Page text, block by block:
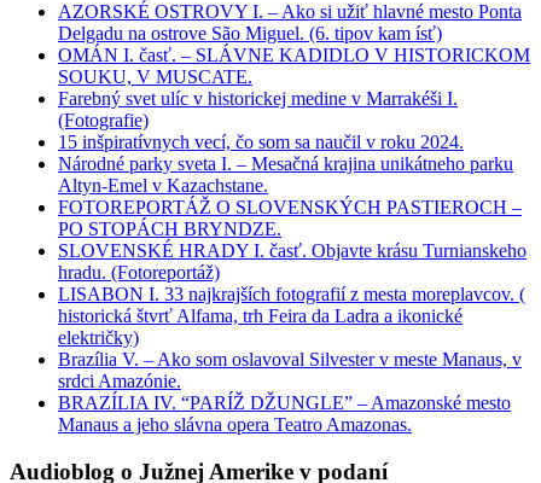
AZORSKÉ OSTROVY I. – Ako si užiť hlavné mesto Ponta
Delgadu na ostrove São Miguel. (6. tipov kam ísť)
OMÁN I. časť. – SLÁVNE KADIDLO V HISTORICKOM
SOUKU, V MUSCATE.
Farebný svet ulíc v historickej medine v Marrakéši I.
(Fotografie)
15 inšpiratívnych vecí, čo som sa naučil v roku 2024.
Národné parky sveta I. – Mesačná krajina unikátneho parku
Altyn-Emel v Kazachstane.
FOTOREPORTÁŽ O SLOVENSKÝCH PASTIEROCH –
PO STOPÁCH BRYNDZE.
SLOVENSKÉ HRADY I. časť. Objavte krásu Turnianskeho
hradu. (Fotoreportáž)
LISABON I. 33 najkrajších fotografií z mesta moreplavcov. (
historická štvrť Alfama, trh Feira da Ladra a ikonické
električky)
Brazília V. – Ako som oslavoval Silvester v meste Manaus, v
srdci Amazónie.
BRAZÍLIA IV. “PARÍŽ DŽUNGLE” – Amazonské mesto
Manaus a jeho slávna opera Teatro Amazonas.
Audioblog o Južnej Amerike v podaní